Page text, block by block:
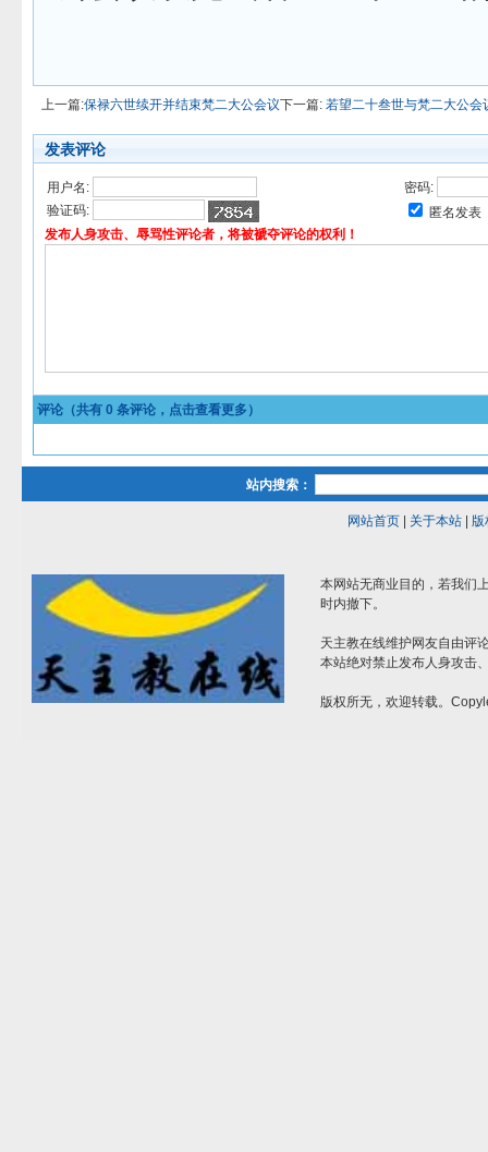
上一篇:保禄六世续开并结束梵二大公会议下一篇: 若望二十叁世与梵二大公会
发表评论
用户名:
密码:
验证码:
匿名发表
发布人身攻击、辱骂性评论者，将被褫夺评论的权利！
评论（共有 0 条评论，点击查看更多）
站内搜索：
网站首页| 关于本站| 版
本网站无商业目的，若我们
时内撤下。
天主教在线维护网友自由评
本站绝对禁止发布人身攻击
版权所无，欢迎转载。